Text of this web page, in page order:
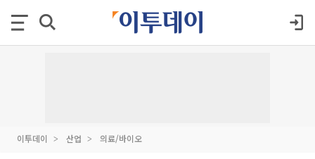
이투데이 산업 의료/바이오